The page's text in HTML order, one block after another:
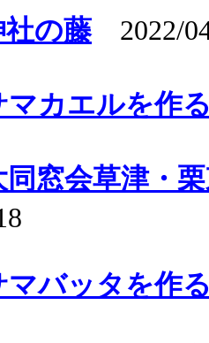
の藤2022/
マカエルを作
同窓会草津・
マバッタを作